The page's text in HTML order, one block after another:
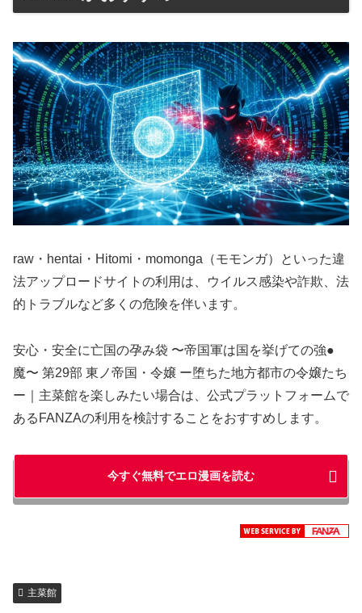
raw・hentai・Hitomi・momonga（モモンガ）といった違
法アップロードサイトの利用は、ウイルス感染や詐欺、法
的トラブルなど多くの危険を伴います。
安心・安全に亡国の孕み袋 〜帝国軍は国を挙げての強●
魔〜 第29部 東ノ帝国・令嬢 ー堕ちた地方都市の令嬢たち
ー｜主菜館を楽しみたい場合は、公式プラットフォームで
あるFANZAの利用を検討することをおすすめします。
今すぐ無料でエロ漫画を読む
主菜館